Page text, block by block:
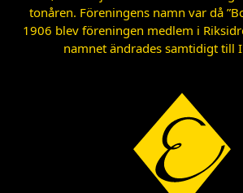
tonåren. Föreningens namn var då
1906 blev föreningen medlem i
namnet ändrades samtidigt till